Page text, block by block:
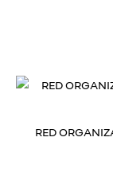
RED